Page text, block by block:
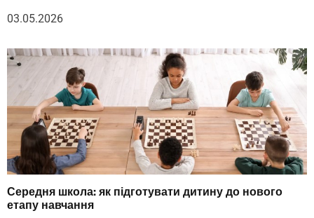
03.05.2026
Середня школа: як підготувати дитину до нового
етапу навчання